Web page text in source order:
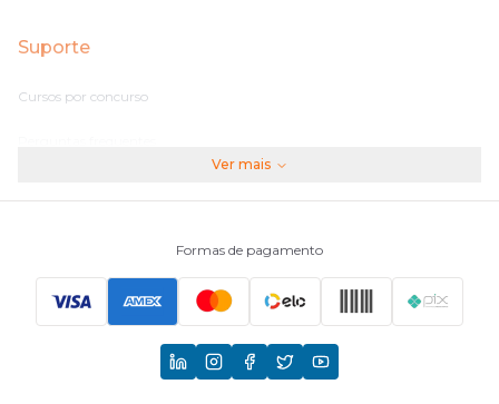
Suporte
Cursos por concurso
Principais Concursos
Ver mais
Formas de pagamento